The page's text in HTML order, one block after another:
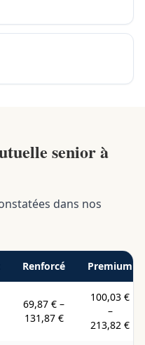
senior à
dans nos
Renforcé Premium
69,87 € –
131,87 €
100,03 €
–
213,82 €